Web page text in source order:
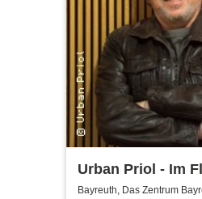
Urban Priol - Im
Bayreuth, Das Zentrum